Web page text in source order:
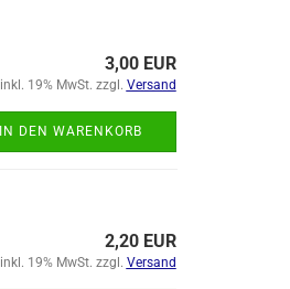
3,00 EUR
inkl. 19% MwSt. zzgl. Versand
IN DEN WARENKORB
2,20 EUR
inkl. 19% MwSt. zzgl. Versand